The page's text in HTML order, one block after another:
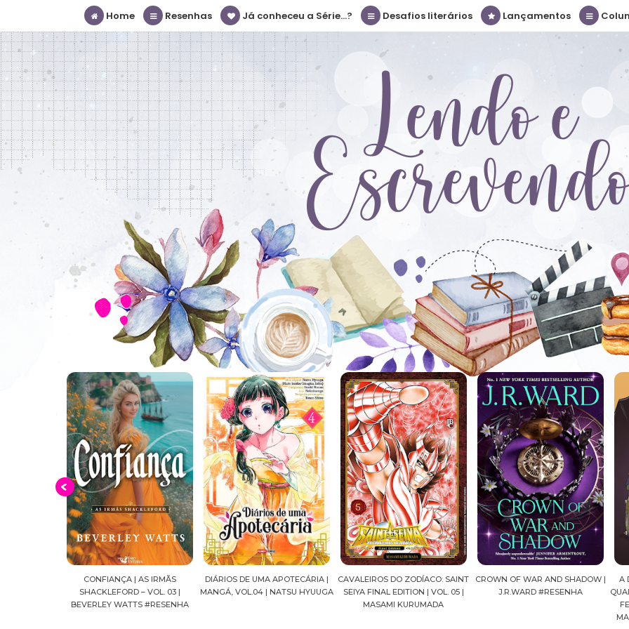
Home Resenhas Já conheceu a Série...? Desafios literários Lançamentos
WATTS #RESENHA
DIÁRIOS DE UMA APOTECÁRIA |
MANGÁ, VOL.04 | NATSU HYUUGA
CAVALEIROS DO ZODÍACO: SAINT
SEIYA FINAL EDITION | VOL. 05 |
CROWN OF WAR AND SHADOW |
J.R.WARD #RESENHA
A DROGA DA OBEDIÊNCIA
QUADRINHOS | PEDRO
FELIPE PAN, OLAVO COSTA
MARIANE GUSMÃO